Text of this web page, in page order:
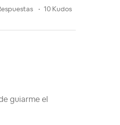
10 Kudos
guiarme el